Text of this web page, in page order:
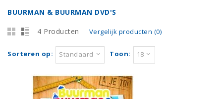
BUURMAN & BUURMAN DVD'S
4 Producten Vergelijk producten (0)
Sorteren op: Standaard Toon: 18